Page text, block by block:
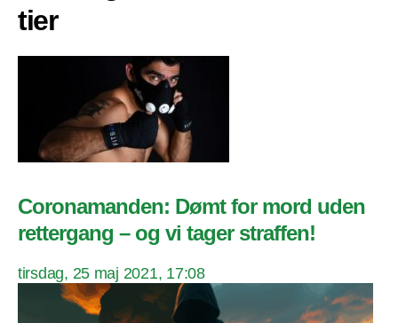
tier
Coronamanden: Dømt for mord uden
rettergang – og vi tager straffen!
tirsdag, 25 maj 2021, 17:08